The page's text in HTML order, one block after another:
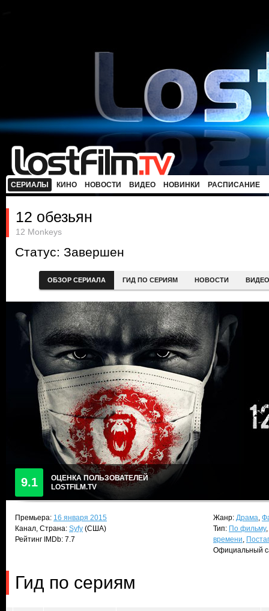
СЕРИАЛЫ КИНО НОВОСТИ ВИДЕО НОВИНКИ РАСПИСАНИЕ
12 обезьян
12 Monkeys
Статус: Завершен
ОБЗОР СЕРИАЛА ГИД ПО СЕРИЯМ НОВОСТИ ВИДЕО
9.1
ОЦЕНКА ПОЛЬЗОВАТЕЛЕЙ
LOSTFILM.TV
Премьера: 16 января 2015
Канал, Страна: Syfy (США)
Рейтинг IMDb: 7.7
Жанр: Драма,
Тип: По фильму,
времени,
Официальный
Гид по сериям